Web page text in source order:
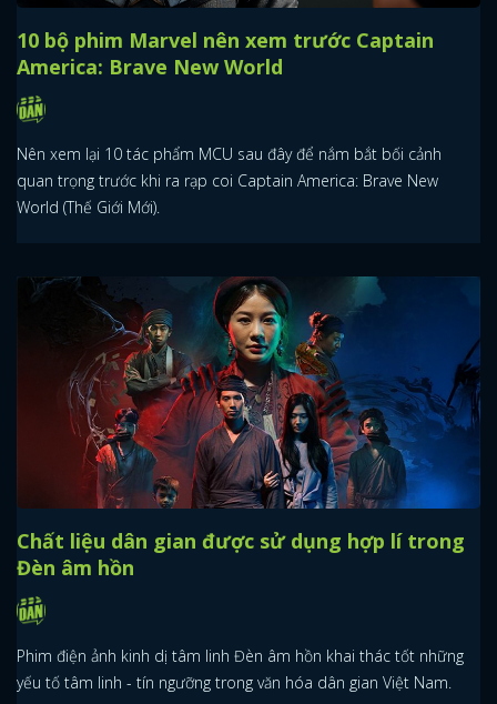
10 bộ phim Marvel nên xem trước Captain
America: Brave New World
Nên xem lại 10 tác phẩm MCU sau đây để nắm bắt bối cảnh
quan trọng trước khi ra rạp coi Captain America: Brave New
World (Thế Giới Mới).
Chất liệu dân gian được sử dụng hợp lí trong
Đèn âm hồn
Phim điện ảnh kinh dị tâm linh Đèn âm hồn khai thác tốt những
yếu tố tâm linh - tín ngưỡng trong văn hóa dân gian Việt Nam.